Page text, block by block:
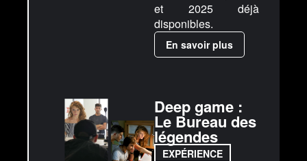
et 2025 déjà
disponibles.
En savoir plus
Deep game :
Le Bureau des
légendes
EXPÉRIENCE